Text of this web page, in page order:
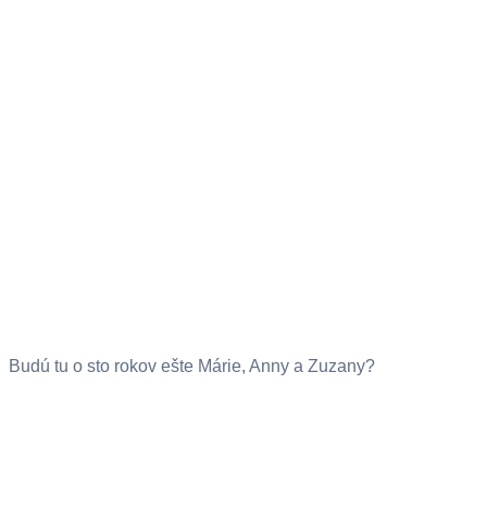
Budú tu o sto rokov ešte Márie, Anny a Zuzany?